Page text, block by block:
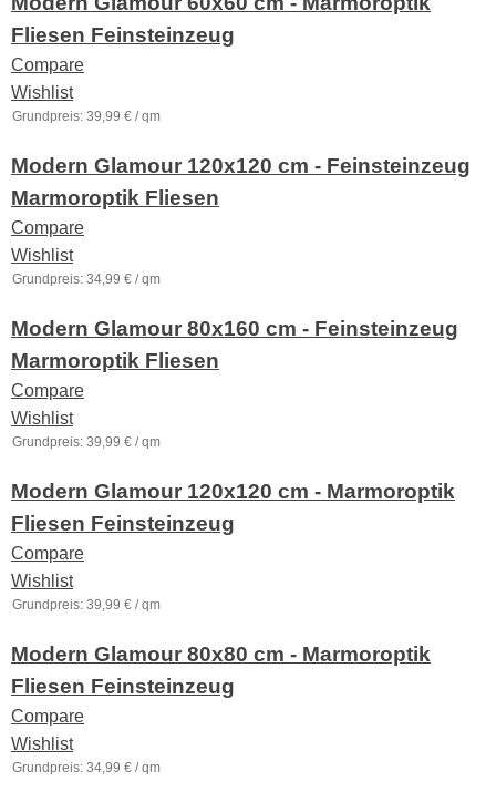
Fliesen Feinsteinzeug
Compare
Wishlist
Grundpreis: 39,99 € /qm
Modern Glamour 120x120 cm - Feinsteinzeug
Marmoroptik Fliesen
Compare
Wishlist
Grundpreis: 34,99 € /qm
Modern Glamour 80x160 cm - Feinsteinzeug
Marmoroptik Fliesen
Compare
Wishlist
Grundpreis: 39,99 € /qm
Modern Glamour 120x120 cm - Marmoroptik
Fliesen Feinsteinzeug
Compare
Wishlist
Grundpreis: 39,99 € /qm
Modern Glamour 80x80 cm - Marmoroptik
Fliesen Feinsteinzeug
Compare
Wishlist
Grundpreis: 34,99 € /qm